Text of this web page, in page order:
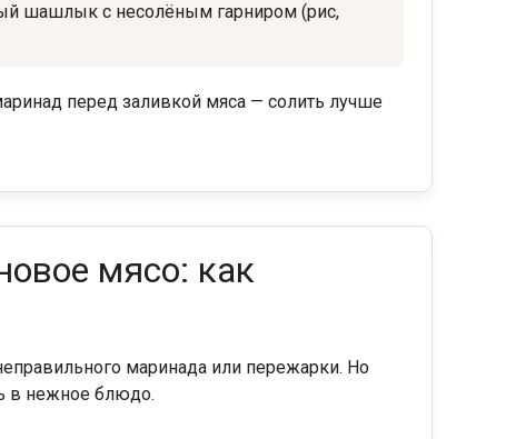
шашлык с несолёным гарниром (рис,
перед заливкой мяса — солить лучше
мясо: как
маринада или пережарки. Но
в нежное блюдо.